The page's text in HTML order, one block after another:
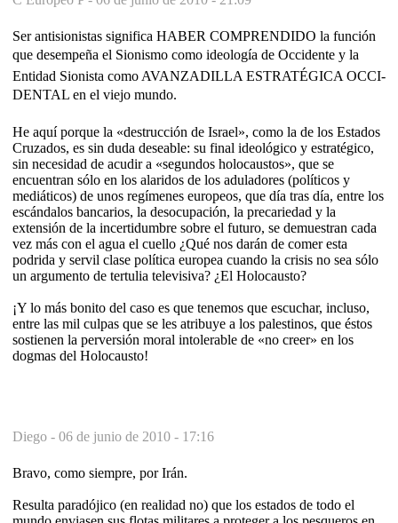
Ser antisionistas significa HABER COMPRENDIDO la función
que desempeña el Sio­nismo como ideología de Occidente y la
Entidad Sionista como AVANZADILLA ESTRA­TÉGICA OCCI­
DENTAL en el viejo mundo.
He aquí porque la «destrucción de Israel», como la de los Estados
Cruzados, es sin duda deseable: su final ideoló­gico y estratégico,
sin necesidad de acudir a «segundos holocaustos», que se
encuentran sólo en los alaridos de los aduladores (políticos y
mediáticos) de unos regímenes europeos, que día tras día, entre los
escándalos bancarios, la desocupa­ción, la precariedad y la
extensión de la incerti­dumbre sobre el futuro, se demuestran cada
vez más con el agua el cuello ¿Qué nos da­rán de comer esta
podrida y servil clase política europea cuan­do la crisis no sea sólo
un argumento de tertulia televisiva? ¿El Holocausto?
¡Y lo más bonito del caso es que tenemos que escuchar, incluso,
entre las mil culpas que se les atribuye a los palestinos, que éstos
sostienen la perversión moral into­lerable de «no creer» en los
dogmas del Holocausto!
Diego - 06 de junio de 2010 - 17:16
Bravo, como siempre, por Irán.
Resulta paradójico (en realidad no) que los estados de todo el